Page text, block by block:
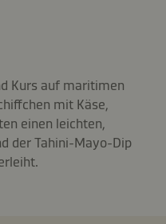
Kurs auf maritimen
mit Käse,
einen leichten,
der Tahini-Mayo-Dip